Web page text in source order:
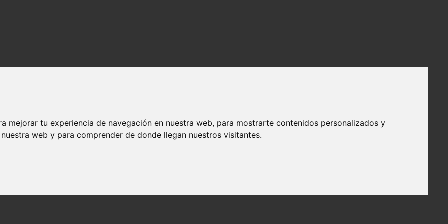
mejorar tu experiencia de navegación en nuestra web, para mostrarte contenidos personalizados y
web y para comprender de donde llegan nuestros visitantes.